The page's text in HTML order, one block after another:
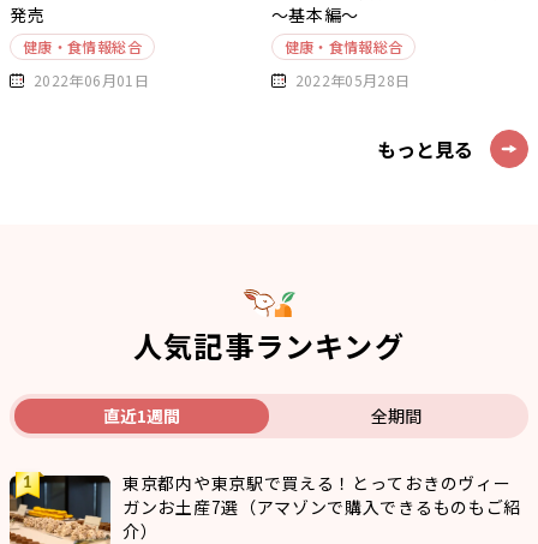
発売
健康・食情報総合
2022年06月01日
～基本編～
健康・食情報総合
2022年05月28日
もっと見る
人気記事ランキング
直近1週間 全期間
東京都内や東京駅で買える！とっておきのヴィー
ガンお土産7選（アマゾンで購入できるものもご紹
介）